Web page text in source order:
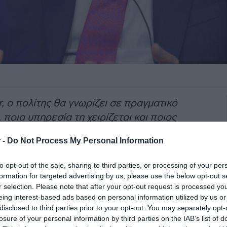
- Do Not Process My Personal Information
opt-out of the sale, sharing to third parties, or processing of your
for targeted advertising by us, please use the below opt-out
selection. Please note that after your opt-out request is processed
interest-based ads based on personal information utilized by us
to third parties prior to your opt-out. You may separately
of your personal information by third parties on the IAB’s list of
πολίτης θα γνωρίζει σε πραγματικό
υπηρεσία τη χειρίζεται και ποιος
της, αντί να είναι στο σκοτάδι. Με
πλέον ως υπήκοος, αλλά
ευρωπαϊκής δημοκρατίας».
κυβέρνησης,Κωστής Χατζηδάκης ,
αναφερόμενος στη λειτουργία της
την παρακολούθηση των